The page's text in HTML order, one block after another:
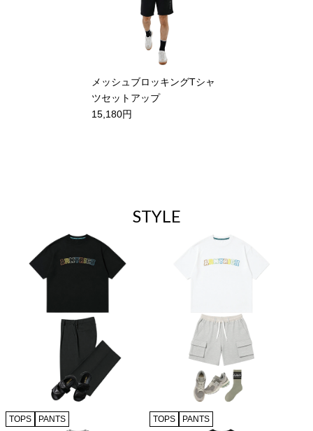
メッシュブロッキングTシャ
ツセットアップ
15,180円
STYLE
TOPS PANTS TOPS PANTS